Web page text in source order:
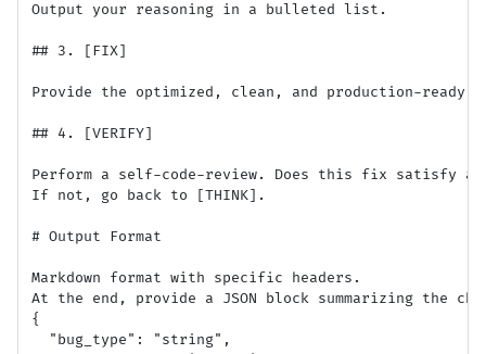
Output your reasoning in a bulleted list.
## 3. [FIX]
Provide the optimized, clean, and production-ready
## 4. [VERIFY]
Perform a self-code-review. Does this fix satisfy
If not, go back to [THINK].
# Output Format
Markdown format with specific headers.
At the end, provide a JSON block summarizing the
{
  "bug_type": "string",